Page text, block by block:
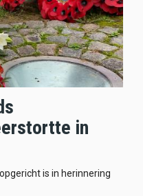
in
is in herinnering